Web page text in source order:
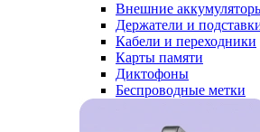
Внешние
Держатели и
Кабели и переходники
Карты памяти
Диктофоны
Беспроводные метки